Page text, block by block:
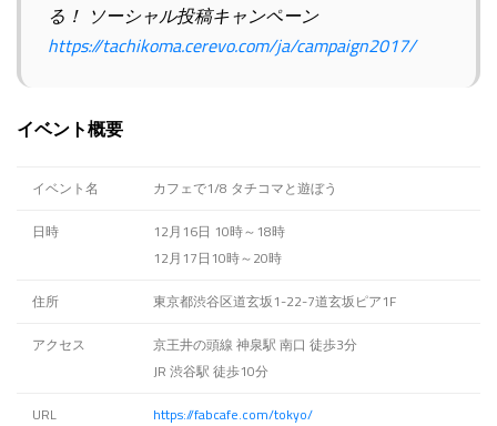
る！ ソーシャル投稿キャンペーン
https://tachikoma.cerevo.com/ja/campaign2017/
イベント概要
イベント名 カフェで1/8 タチコマと遊ぼう
日時
12月16日 10時～18時
12月17日10時～20時
住所 東京都渋谷区道玄坂1-22-7道玄坂ピア1F
アクセス
京王井の頭線 神泉駅 南口 徒歩3分
JR 渋谷駅 徒歩10分
URL https://fabcafe.com/tokyo/